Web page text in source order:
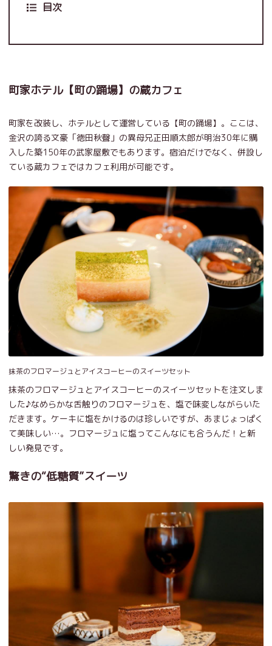
目次
町家ホテル【町の踊場】の蔵カフェ
町家を改装し、ホテルとして運営している【町の踊場】。ここは、
金沢の誇る文豪「徳田秋聲」の異母兄正田順太郎が明治30年に購
入した築150年の武家屋敷でもあります。宿泊だけでなく、併設し
ている蔵カフェではカフェ利用が可能です。
抹茶のフロマージュとアイスコーヒーのスイーツセット
抹茶のフロマージュとアイスコーヒーのスイーツセットを注文しま
した♪なめらかな舌触りのフロマージュを、塩で味変しながらいた
だきます。ケーキに塩をかけるのは珍しいですが、あまじょっぱく
て美味しい…。フロマージュに塩ってこんなにも合うんだ！と新
しい発見です。
驚きの“低糖質”スイーツ